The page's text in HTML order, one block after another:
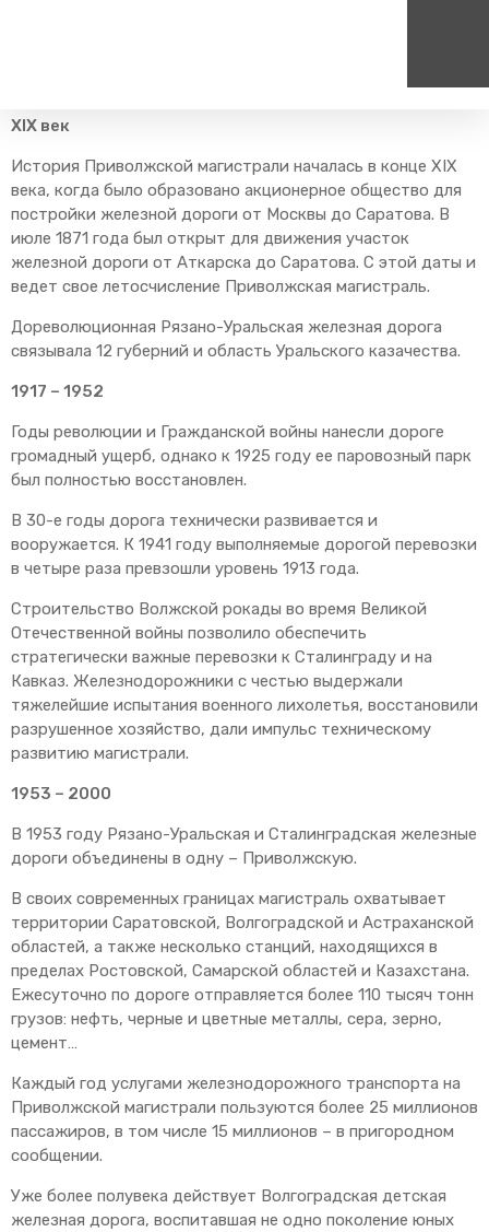
Справочник
Режим работы билетных
касс
Тарифы и льготы
Способы оплаты проезда
Абонементные билеты
Схема обращения
Мобильное приложение
Правила проезда
Для маломобильных
пассажиров
Самостоятельные
Групповые маршруты
112
XIX век
История Приволжской магистрали началась в конце XIX
века, когда было образовано акционерное общество для
постройки железной дороги от Москвы до Саратова. В
июле 1871 года был открыт для движения участок
железной дороги от Аткарска до Саратова. С этой даты и
ведет свое летосчисление Приволжская магистраль.
Дореволюционная Рязано-Уральская железная дорога
связывала 12 губерний и область Уральского казачества.
1917 – 1952
Годы революции и Гражданской войны нанесли дороге
громадный ущерб, однако к 1925 году ее паровозный парк
был полностью восстановлен.
В 30-е годы дорога технически развивается и
вооружается. К 1941 году выполняемые дорогой перевозки
в четыре раза превзошли уровень 1913 года.
Строительство Волжской рокады во время Великой
Отечественной войны позволило обеспечить
стратегически важные перевозки к Сталинграду и на
Кавказ. Железнодорожники с честью выдержали
тяжелейшие испытания военного лихолетья, восстановили
разрушенное хозяйство, дали импульс техническому
развитию магистрали.
1953 – 2000
В 1953 году Рязано-Уральская и Сталинградская железные
дороги объединены в одну – Приволжскую.
В своих современных границах магистраль охватывает
территории Саратовской, Волгоградской и Астраханской
областей, а также несколько станций, находящихся в
пределах Ростовской, Самарской областей и Казахстана.
Ежесуточно по дороге отправляется более 110 тысяч тонн
грузов: нефть, черные и цветные металлы, сера, зерно,
цемент…
Каждый год услугами железнодорожного транспорта на
Приволжской магистрали пользуются более 25 миллионов
пассажиров, в том числе 15 миллионов – в пригородном
сообщении.
Уже более полувека действует Волгоградская детская
железная дорога, воспитавшая не одно поколение юных